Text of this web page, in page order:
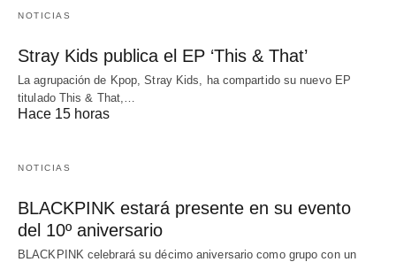
NOTICIAS
Stray Kids publica el EP ‘This & That’
La agrupación de Kpop, Stray Kids, ha compartido su nuevo EP
titulado This & That,…
Hace 15 horas
NOTICIAS
BLACKPINK estará presente en su evento
del 10º aniversario
BLACKPINK celebrará su décimo aniversario como grupo con un